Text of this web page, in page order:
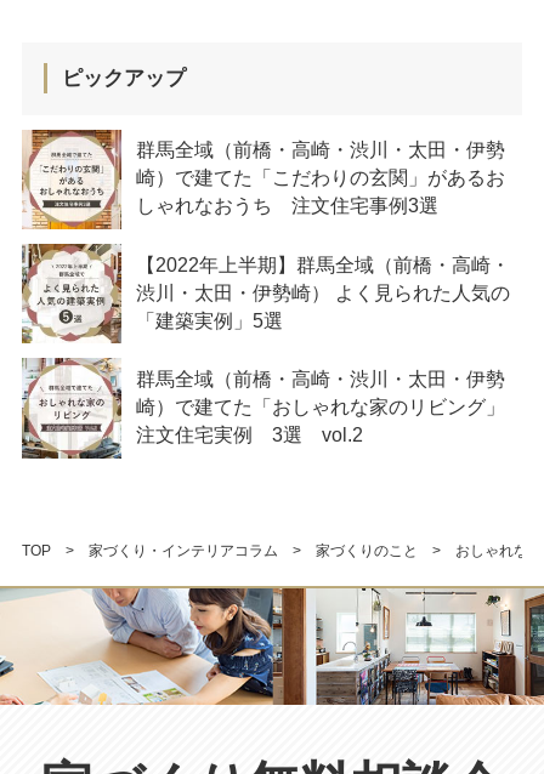
ピックアップ
群馬全域（前橋・高崎・渋川・太田・伊勢
崎）で建てた「こだわりの玄関」があるお
しゃれなおうち 注文住宅事例3選
【2022年上半期】群馬全域（前橋・高崎・
渋川・太田・伊勢崎） よく見られた人気の
「建築実例」5選
群馬全域（前橋・高崎・渋川・太田・伊勢
崎）で建てた「おしゃれな家のリビング」
注文住宅実例 3選 vol.2
TOP 家づくり・インテリアコラム 家づくりのこと おしゃれな家